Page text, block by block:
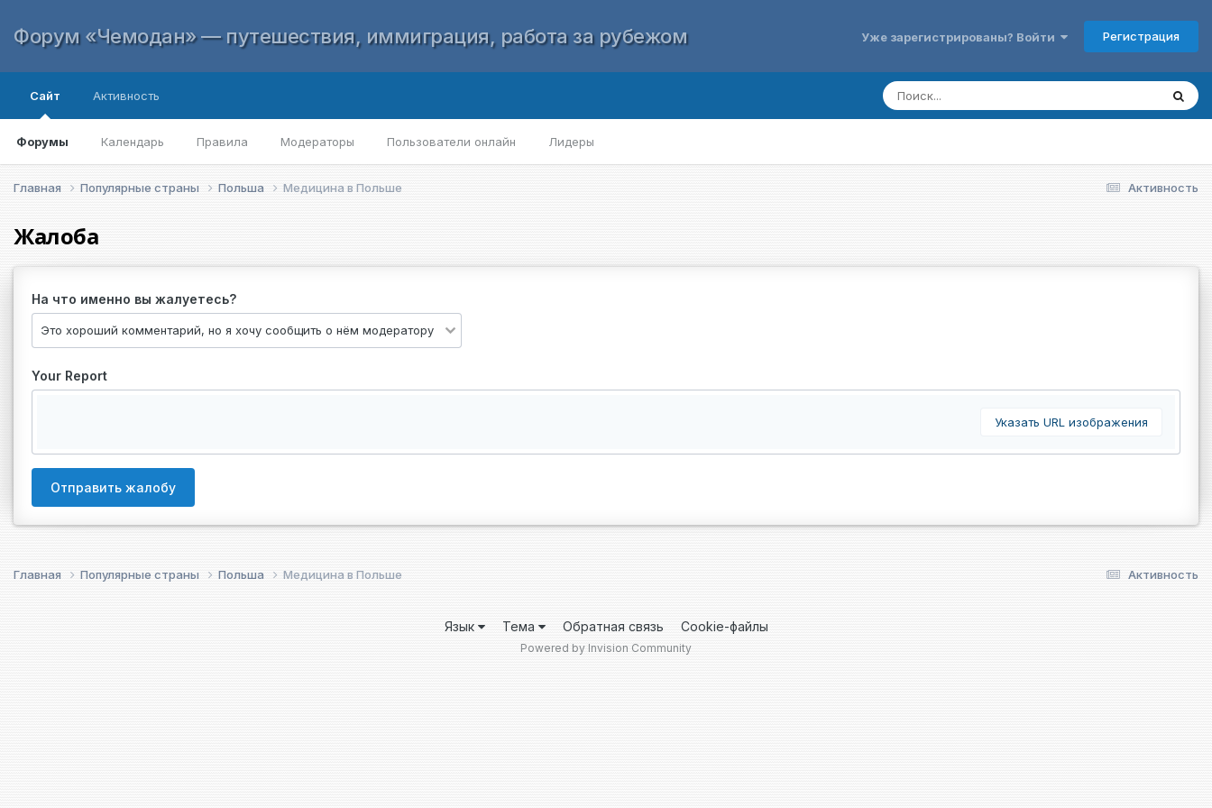
Форум «Чемодан» — путешествия, иммиграция, работа за рубежом Уже зарегистрированы? Войти Регистрация
Сайт
Форумы Календарь Правила Модераторы Пользователи онлайн Лидеры
Активность
Активность
Главная Популярные страны Польша Медицина в Польше
Жалоба
На что именно вы жалуетесь?
Your Report
Указать URL изображения
Отправить жалобу
Активность
Главная Популярные страны Польша Медицина в Польше
Язык Тема Обратная связь Cookie-файлы
Powered by Invision Community